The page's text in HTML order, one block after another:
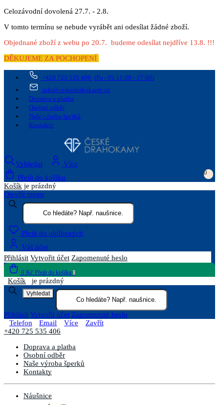
Celozávodní dovolená 27.7. - 2.8.
V tomto termínu se nebude vyrábět ani odesílat žádné zboží.
Objednané zboží z webu po 20.7. budeme odesílat nejdříve 13.8. !!!
DĚKUJEME ZA POCHOPENÍ
+420 725 535 406 (Po - Pá 11:00 - 17:00)
info@ceskedrahokamy.cz
Doprava a platba
Osobní odběr
Naše výroba šperků
Kontakty
Vyhledat
Více
Přejít do košíku
0
Košík je prázdný
Otevřít menu
Přejít do oblíbených
Váš účet
Přihlásit Vytvořit účet Zapomenuté heslo
0 Kč Přejít do košíku 0
Košík je prázdný
Vyhledat
Přihlásit Vytvořit účet Zapomenuté heslo
Telefon
Email Více
Zavřít
+420 725 535 406
Doprava a platba
Osobní odběr
Naše výroba šperků
Kontakty
Náušnice